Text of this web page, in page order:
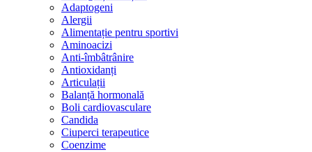
Adaptogeni
Alergii
Alimentație pentru sportivi
Aminoacizi
Anti-îmbâtrânire
Antioxidanți
Articulații
Balanță hormonală
Boli cardiovasculare
Candida
Ciuperci terapeutice
Coenzime